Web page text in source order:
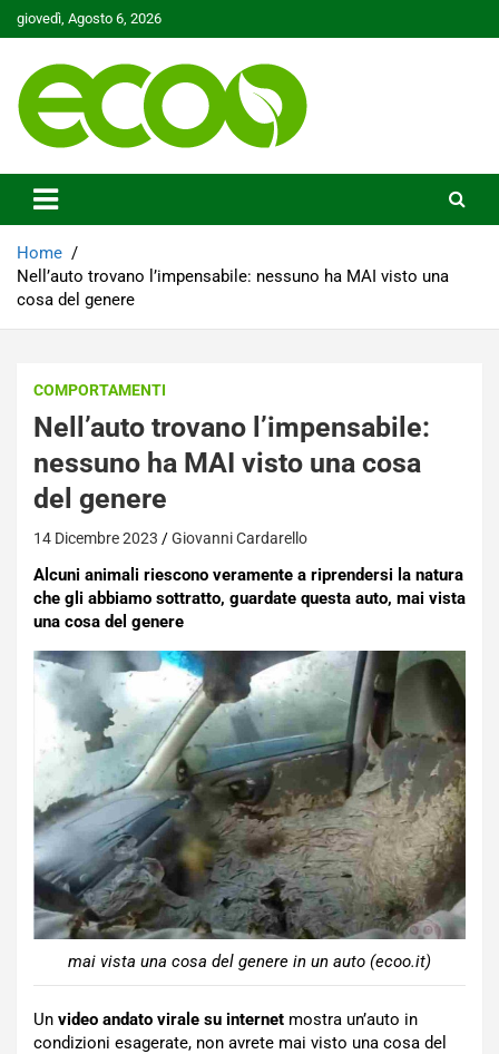
Skip
to
giovedì, Agosto 6, 2026
Ecoo.it
Home
Nell’auto trovano l’impensabile: nessuno ha MAI visto una
cosa del genere
COMPORTAMENTI
Nell’auto trovano l’impensabile:
nessuno ha MAI visto una cosa
del genere
14 Dicembre 2023 Giovanni Cardarello
Alcuni animali riescono veramente a riprendersi la natura
che gli abbiamo sottratto, guardate questa auto, mai vista
una cosa del genere
mai vista una cosa del genere in un auto (ecoo.it)
Un video andato virale su internet mostra un’auto in
condizioni esagerate, non avrete mai visto una cosa del